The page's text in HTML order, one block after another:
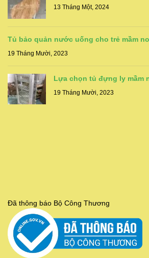
13 Tháng Một, 2024
Tủ bảo quản nước uống cho trẻ mầm
19 Tháng Mười, 2023
Lựa chọn tủ đựng ly mầm
19 Tháng Mười, 2023
Đã thông báo Bộ Công Thương